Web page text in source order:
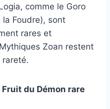
comme le Goro
la Foudre), sont
rares et
Zoan restent
rareté.
du Démon rare